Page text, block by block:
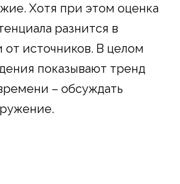
Хотя при этом оценка
разнится в
от источников. В целом
показывают тренд
– обсуждать